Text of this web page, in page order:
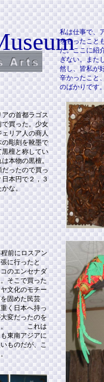
私は仕事で、
をもったこと
た。ここに紹
ぎない。また
然し、皆私が
辛かったこと
のばかりです
アの首都ラゴス
で買った。少女
ェリア人の商人
の彫刻を靴墨で
黒檀と称してい
は本物の黒檀。
だったので買っ
日本円で２，３
かな。
前にロスアン
に行ったと
のエンセナダ
そこで買った
文化のモチー
固めた民芸
く日本へ持っ
変だったのを
。 これは
東南アジアに
ものだが、こ